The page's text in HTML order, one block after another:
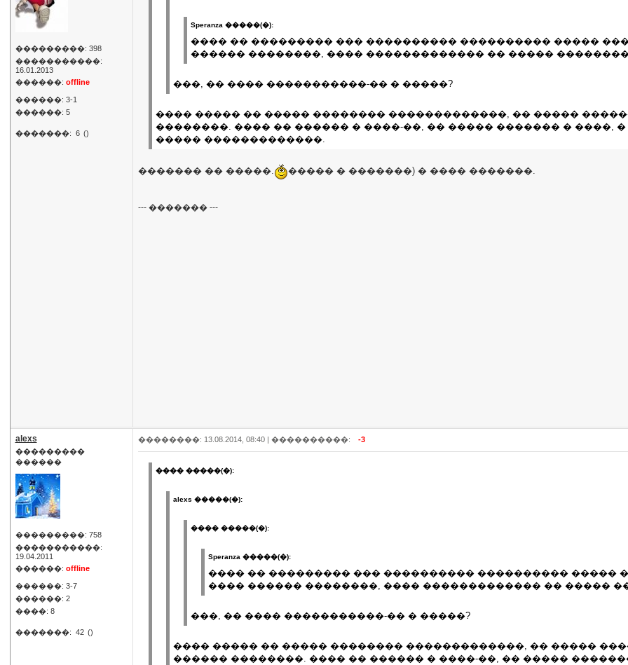
���������: 398
�����������:
16.01.2013
������: offline
������: 3-1
������: 5
�������: 6 ()
Speranza �����(�):
���� �� ��������� ��� ���������� ���������� �����
������ ��������, ���� ������������� �� �����
���, �� ���� �����������-�� � �����?
���� ����� �� ����� �������� �������������, �� �����
��������. ���� �� ������ � ����-��, �� ����� ������� � ����,
����� �������������.
������� �� �����. ����� � �������) � ���� �������.
--- ������� ---
alexs
���������
������
���������: 758
�����������:
19.04.2011
������: offline
������: 3-7
������: 2
����: 8
�������: 42 ()
��������: 13.08.2014, 08:40 | ����������: -3
���� �����(�):
alexs �����(�):
���� �����(�):
Speranza �����(�):
���� �� ��������� ��� ���������� ���������� �����
���� ������ ��������, ���� ������������� �� �����
���, �� ���� �����������-�� � �����?
���� ����� �� ����� �������� �������������, �� �����
������ ��������. ���� �� ������ � ����-��, �� �����